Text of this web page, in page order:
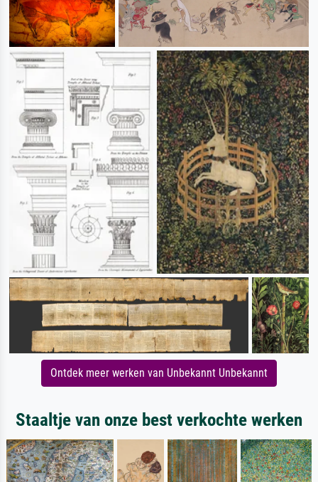
Ontdek meer werken van Unbekannt Unbekannt
Staaltje van onze best verkochte werken